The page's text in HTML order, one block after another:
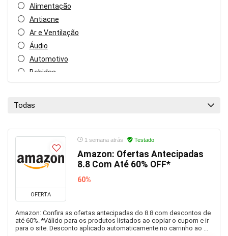
Alimentação
Antiacne
Ar e Ventilação
Áudio
Automotivo
Bebidas
Celulares e Smartphones
Construção
Cosméticos e Perfumes
Cursos online
Eletro
Esportes
Todas
OFERTA
1 semana atrás Testado
Amazon: Ofertas Antecipadas
8.8 Com Até 60% OFF*
60%
Amazon: Confira as ofertas antecipadas do 8.8 com descontos de
até 60%. *Válido para os produtos listados ao copiar o cupom e ir
para o site. Desconto aplicado automaticamente no carrinho ao ...